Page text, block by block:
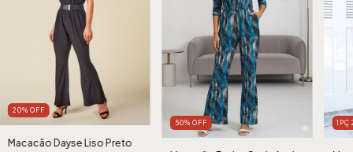
20% OFF
Macacão Dayse Liso Preto
50% OFF 1PÇ